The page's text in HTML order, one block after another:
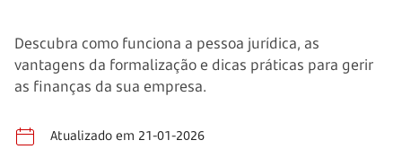
Descubra como funciona a pessoa jurídica, as
vantagens da formalização e dicas práticas para gerir
as finanças da sua empresa.
Atualizado em 21-01-2026